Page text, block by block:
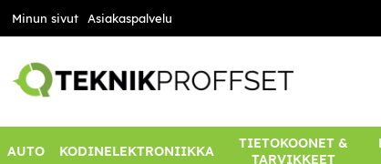
Minun sivut Asiakaspalvelu
AUTO KODINELEKTRONIIKKA
TIETOKOONET &
TARVIKKEET